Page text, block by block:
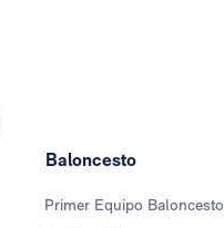
Baloncesto
Primer Equipo Baloncesto